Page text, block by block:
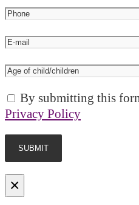
By submitting this
Privacy Policy
×